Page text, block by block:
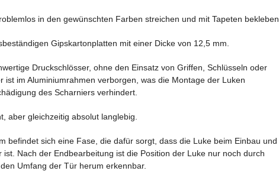
in den gewünschten Farben streichen und mit Tapeten bekleben.
Gipskartonplatten mit einer Dicke von 12,5 mm.
Druckschlösser, ohne den Einsatz von Griffen, Schlüsseln oder
ist im Aluminiumrahmen verborgen, was die Montage der Luken
des Scharniers verhindert.
aber gleichzeitig absolut langlebig.
befindet sich eine Fase, die dafür sorgt, dass die Luke beim Einbau und
Nach der Endbearbeitung ist die Position der Luke nur noch durch
Umfang der Tür herum erkennbar.